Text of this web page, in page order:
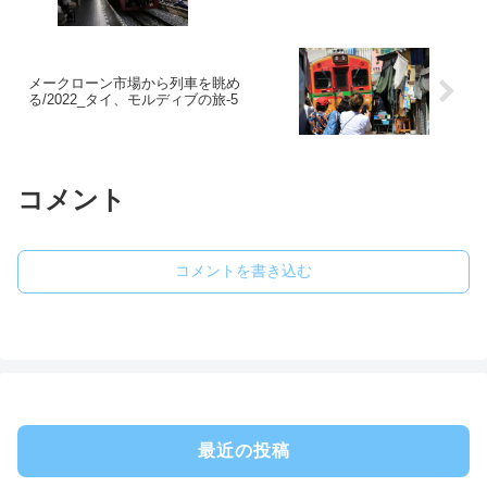
メークローン市場から列車を眺め
る/2022_タイ、モルディブの旅-5
コメント
コメントを書き込む
最近の投稿